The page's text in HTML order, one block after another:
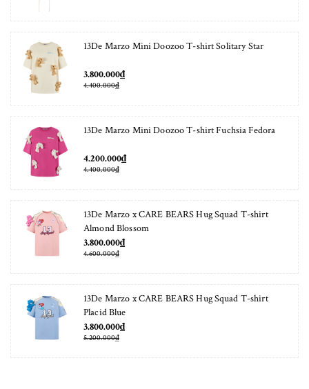
13De Marzo Mini Doozoo T-shirt Solitary Star
3.800.000₫
4.400.000₫
13De Marzo Mini Doozoo T-shirt Fuchsia Fedora
4.200.000₫
4.400.000₫
13De Marzo x CARE BEARS Hug Squad T-shirt
Almond Blossom
3.800.000₫
4.600.000₫
13De Marzo x CARE BEARS Hug Squad T-shirt
Placid Blue
3.800.000₫
5.200.000₫